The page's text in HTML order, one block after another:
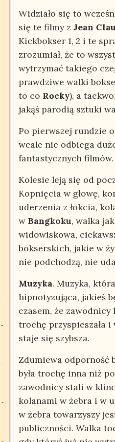
Widziało się to
się te filmy zJean
Kickbokser 1, 2 i te
zrozumiał, że to
wytrzymać takiego
prawdziwe walki
to co Rocky), a
jakąś parodią sztuki
Po pierwszej rundzie
wcale nie odbiega
fantastycznych filmów.
Kolesie leją się od
Kopnięcia w głowę,
uderzenia z łokcia,
wBangkoku, walka
widowiskowa,
bokserskich, jakie w
nie podchodzą, nie
Muzyka. Muzyka,
hipnotyzująca, jakieś
czasem, że zawodnicy
trochę przyspieszała
staje się szybsza.
Zdumiewa odporność
była trochę inna niż
zawodnicy stali w
kolanami w żebra i w
w żebra towarzyszy
publiczności. Walka